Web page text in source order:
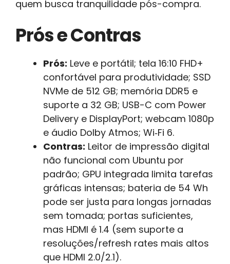
quem busca tranquilidade pós-compra.
Prós e Contras
Prós: Leve e portátil; tela 16:10 FHD+
confortável para produtividade; SSD
NVMe de 512 GB; memória DDR5 e
suporte a 32 GB; USB-C com Power
Delivery e DisplayPort; webcam 1080p
e áudio Dolby Atmos; Wi‑Fi 6.
Contras: Leitor de impressão digital
não funcional com Ubuntu por
padrão; GPU integrada limita tarefas
gráficas intensas; bateria de 54 Wh
pode ser justa para longas jornadas
sem tomada; portas suficientes,
mas HDMI é 1.4 (sem suporte a
resoluções/refresh rates mais altos
que HDMI 2.0/2.1).